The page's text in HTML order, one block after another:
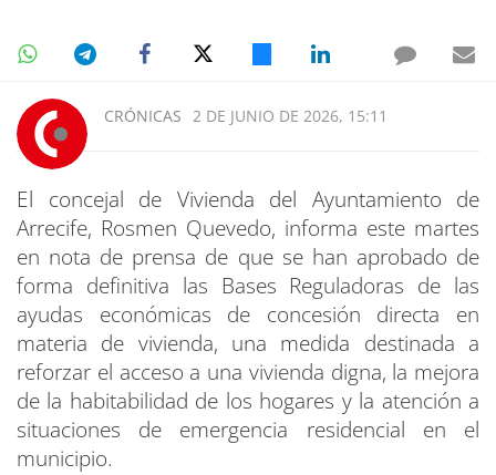
CRÓNICAS 2 DE JUNIO DE 2026, 15:11
El concejal de Vivienda del Ayuntamiento de
Arrecife, Rosmen Quevedo, informa este martes
en nota de prensa de que se han aprobado de
forma definitiva las Bases Reguladoras de las
ayudas económicas de concesión directa en
materia de vivienda, una medida destinada a
reforzar el acceso a una vivienda digna, la mejora
de la habitabilidad de los hogares y la atención a
situaciones de emergencia residencial en el
municipio.